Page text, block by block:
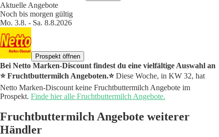
Aktuelle Angebote
Noch bis morgen gültig
Mo. 3.8. - Sa. 8.8.2026
Prospekt öffnen
Bei Netto Marken-Discount findest du eine vielfältige Auswahl an
⭐️ Fruchtbuttermilch Angeboten.⭐️Diese Woche, in KW 32, hat
Netto Marken-Discount keine Fruchtbuttermilch Angebote im
Prospekt. Finde hier alle Fruchtbuttermilch Angebote.
Fruchtbuttermilch Angebote weiterer
Händler